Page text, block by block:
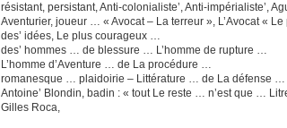
résistant, persistant, Anti-colonialiste’, Anti-impérialiste’,
Aventurier, joueur … « Avocat – La terreur », L’Avocat «
des’ idées, Le plus courageux …
des’ hommes … de blessure … L’homme de rupture …
L’homme d’Aventure … de La procédure …
romanesque … plaidoirie – Littérature … de La défense
Antoine’ Blondin, badin : « tout Le reste … n’est que …
Gilles Roca,